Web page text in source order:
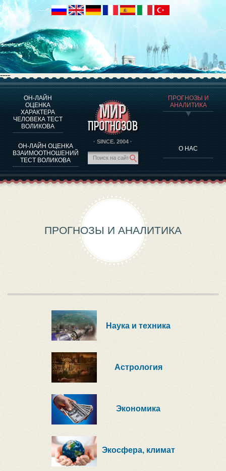
----
ОН-ЛАЙН
ОЦЕНКА
ХАРАКТЕРА
ЧЕЛОВЕКА ТЕСТ
ВОЛИКОВА
ОН-ЛАЙН ОЦЕНКА
ВЗАИМООТНОШЕНИЙ
ТЕСТ ВОЛИКОВА
· SINCE. 2004 ·
ПРОГНОЗЫ И
АНАЛИТИКА
О НАС
О ПРОГРАММЕ
ОЦЕНКА ХАРАКТЕРA ЧЕЛОВЕКА
ОЦЕНКА ХАРАКТЕРА ВЫДАЮЩИХСЯ ЛИЧНОСТЕЙ
О ПРОГРАММЕ
ТЕСТ НА СОВМЕСТИМОСТЬ ВОЛИКОВА
ПРОГНОЗЫ И АНАЛИТИКА
ПРОГНОЗЫ И АНАЛИТИКА
Наука и техника
Астрология
Экономика
Экосфера, климат